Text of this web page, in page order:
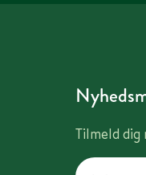
Tilmeld dig